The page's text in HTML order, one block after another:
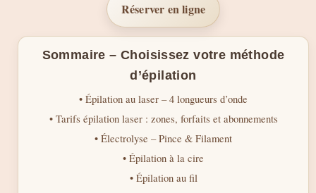
Réserver en ligne
Sommaire – Choisissez votre méthode
d’épilation
• Épilation au laser – 4 longueurs d’onde
• Tarifs épilation laser : zones, forfaits et abonnements
• Électrolyse – Pince & Filament
• Épilation à la cire
• Épilation au fil